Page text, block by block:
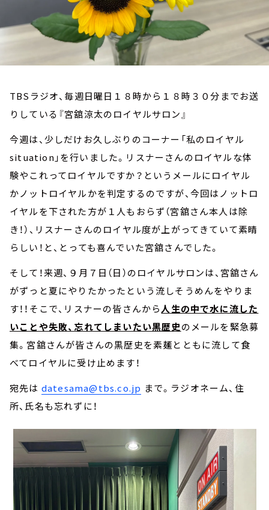
TBSラジオ、毎週日曜日１８時から１８時３０分までお送
りしている『宮舘涼太のロイヤルサロン』
今週は、少しだけお久しぶりのコーナー「私のロイヤル
situation」を行いました。リスナーさんのロイヤルな体
験やこれってロイヤルですか？というメールにロイヤル
かノットロイヤルかを判定するのですが、今回はノットロ
イヤルを下された方が１人もおらず（宮舘さん本人は除
き！）、リスナーさんのロイヤル度が上がってきていて素晴
らしい！と、とっても喜んでいた宮舘さんでした。
そして！来週、９月７日（日）のロイヤルサロンは、宮舘さん
がずっと夏にやりたかったという流しそうめんをやりま
す！！そこで、リスナーの皆さんから人生の中で水に流した
いことや失敗、忘れてしまいたい黒歴史のメールを緊急募
集。宮舘さんが皆さんの黒歴史を素麺とともに流して食
べてロイヤルに受け止めます！
宛先は datesama@tbs.co.jp まで。ラジオネーム、住
所、氏名も忘れずに！